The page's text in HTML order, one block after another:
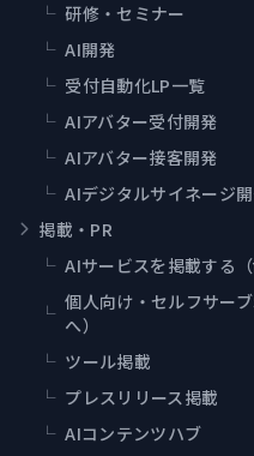
└ 研修・セミナー
└ AI開発
└ 受付自動化LP一覧
└ AIアバター受付開発
└ AIアバター接客開発
└ AIデジタルサイネージ
掲載・PR
└ AIサービスを掲載する
└ 個人向け・セルフサー
へ）
└ ツール掲載
└ プレスリリース掲載
└ AIコンテンツハブ